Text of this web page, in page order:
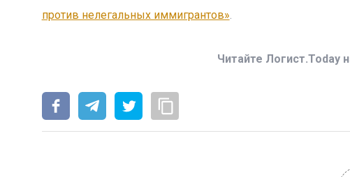
против нелегальных иммигрантов».
Читайте Логист.Today